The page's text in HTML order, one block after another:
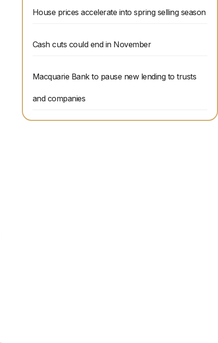
House prices accelerate into spring selling season
Cash cuts could end in November
Macquarie Bank to pause new lending to trusts
and companies